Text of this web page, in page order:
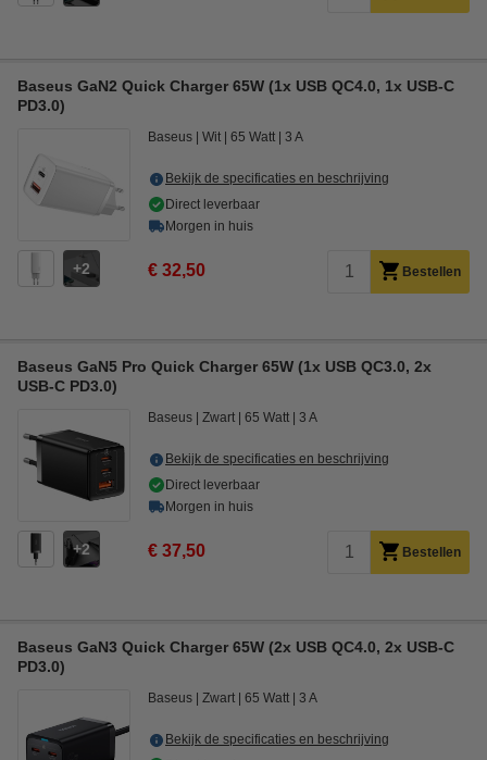
Baseus GaN2 Quick Charger 65W (1x USB QC4.0, 1x USB-C
PD3.0)
2
Baseus Wit 65 Watt 3 A
Bekijk de specificaties en beschrijving
Direct leverbaar
Morgen in huis
€ 32,50 Bestellen
Baseus GaN5 Pro Quick Charger 65W (1x USB QC3.0, 2x
USB-C PD3.0)
2
Baseus Zwart 65 Watt 3 A
Bekijk de specificaties en beschrijving
Direct leverbaar
Morgen in huis
€ 37,50 Bestellen
Baseus GaN3 Quick Charger 65W (2x USB QC4.0, 2x USB-C
PD3.0)
Baseus Zwart 65 Watt 3 A
Bekijk de specificaties en beschrijving